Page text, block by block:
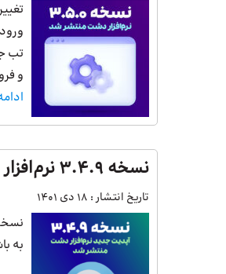
تب
و
نسخه 3.4.9 نرم‌افزار دشت همکاران سیستم منتشر شد
تاریخ انتشار : 18 دی 1401
به